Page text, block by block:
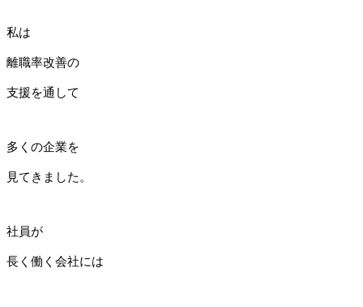
私は
離職率改善の
支援を通して
多くの企業を
見てきました。
社員が
長く働く会社には